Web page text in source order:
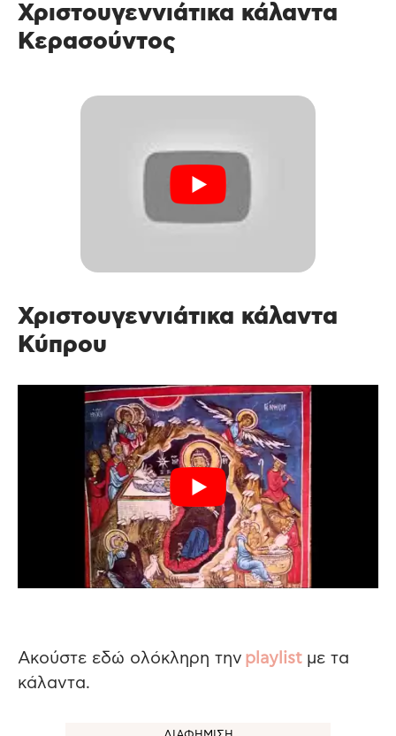
Χριστουγεννιάτικα κάλαντα
Κερασούντος
Χριστουγεννιάτικα κάλαντα
Κύπρου
Ακούστε εδώ ολόκληρη την playlistμε τα
κάλαντα.